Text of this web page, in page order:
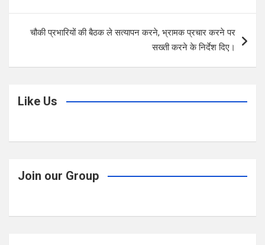
k
p
चौकी प्रभारियों की बैठक ले सत्यापन करने, भ्रामक प्रचार करने पर
सख्ती करने के निर्देश दिए।
Like Us
Join our Group